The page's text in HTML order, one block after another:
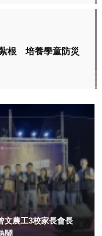
根 培養學童防災
文農工3校家長會長
鬧